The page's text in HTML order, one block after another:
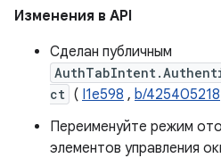
Изменения в API
Сделан публичным
ct ( I1e598 , b/425405218
Переименуйте режим
элементов управления